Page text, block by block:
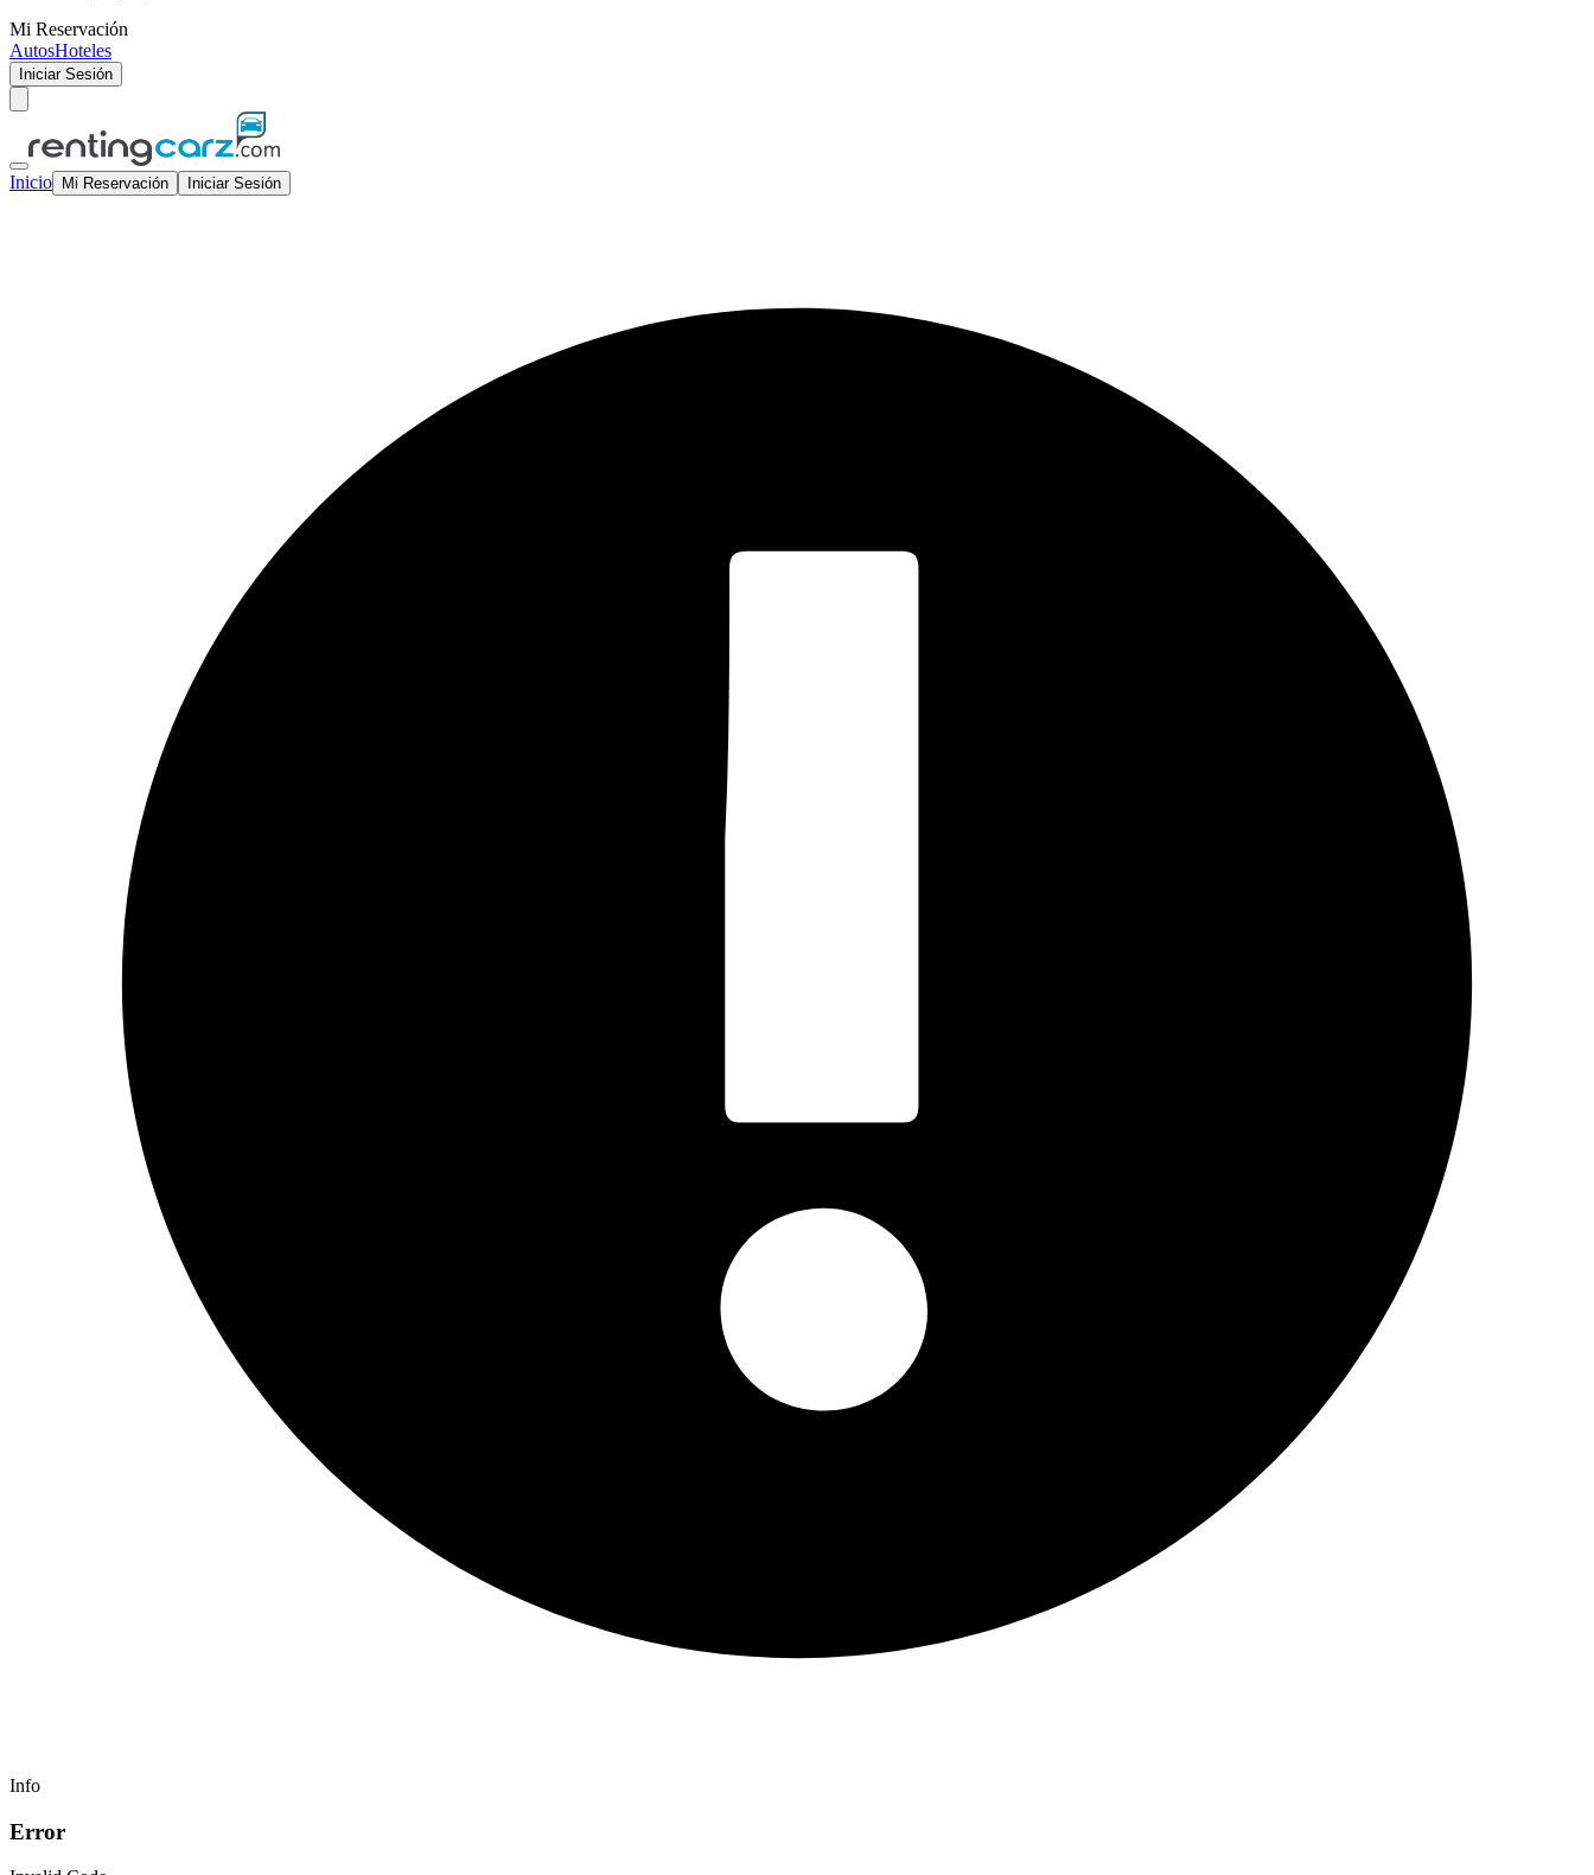
Mi Reservación
AutosHoteles
Iniciar Sesión
Inicio Mi Reservación Iniciar Sesión
Info
Error